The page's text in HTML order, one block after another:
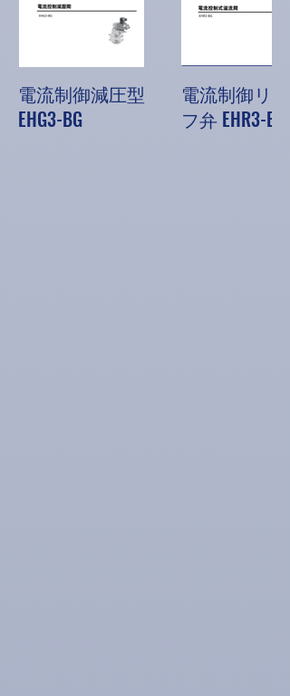
電流制御減圧型
EHG3-BG
電流制御リリ
フ弁 EHR3-BG